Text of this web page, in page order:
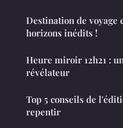
Destination de voyage
horizons inédits !
Heure miroir 12h21 :
révélateur
Top 5 conseils de
repentir